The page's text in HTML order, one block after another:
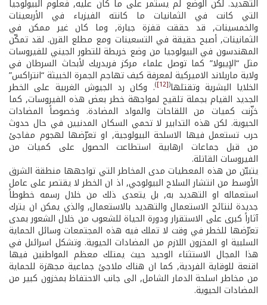
التهديد. لكن الوضع لم يستمر على ما كان عليه, فعلوم البيولوجيا
التي كانت في الثمانيات ما كانته الفيزياء في الأربعينات
والخمسينات, قد حققت قفزة جبارة, وما كان غير ممكن في
الثمانينات, أصبح حقيقة في التسعينات ومع مطلع القرن. لقد تمكّن
المهندسون في البيولوجيا من وضع خريطة للتطور الجيني للفيروسات
مثل “الإيبولا” كما توصل علماء مركز فريدريك لأبحاث السرطان في
ولاية ماريلاند الاميركية لمعرفة كيف تهاجم الجمرة الخبيثة “انتراكس”
الخلايا البشرية وتقتلها(
[12]
). وكان رد الجيوش الغربية على الخطر
الجديد القيام بجملة تلقيح لمواجهة خطر بعض هذه الفيروسات, كما
خزّنت كميات من اللقاحات والمواد المضادة. وخصوصاً المضادات
الحيوية. لكن هذه التدابير لا تحمي السكان المدنيين في حال حدوث
حرب تستعمل فيها الاسلحة البيولوجية, او تعرّضها لهجوم مفاجئ
من قبل جماعات ارهابية استطاعت الحصول على كميات من
الفيروسات القاتلة.
يتبيّن من هذه المعطيات مدى المخاطر التي تواجهها منطقة الشرق
الأوسط من انتشار السلاح البيولوجي, اذ ان الخطر لا يقتصر على عامل
استعماله او التهديد به, بل يتعدى ذلك من خلال رسمه خطوطاً
جديدة لنتائج الاستعمال والتهديد بالاستعمال, والذي يمكن ان يترك
آثاراً كبرى على الاستقرار ودورة الحياة للشعوب من خلال الشعور بمدى
تعرّضها للخطر في وقت لا تملك فيه هذه المجتمعات وسائل الحماية
السلبية او المخزون اللازم من المضادات الحيوية. وتشكل اسرائىل في
هذا المجال الاستثناء الوحيد حيث يمتلك معظم المواطنين فيها
اقنعة للوقاية الفردية, كما ان هناك ملاجئ جماعية مجهزة للحماية
من مخاطر اسلحة الدمار الشامل, الى جانب الاحتفاظ بمخزون كبير من
المضادات الحيوية.